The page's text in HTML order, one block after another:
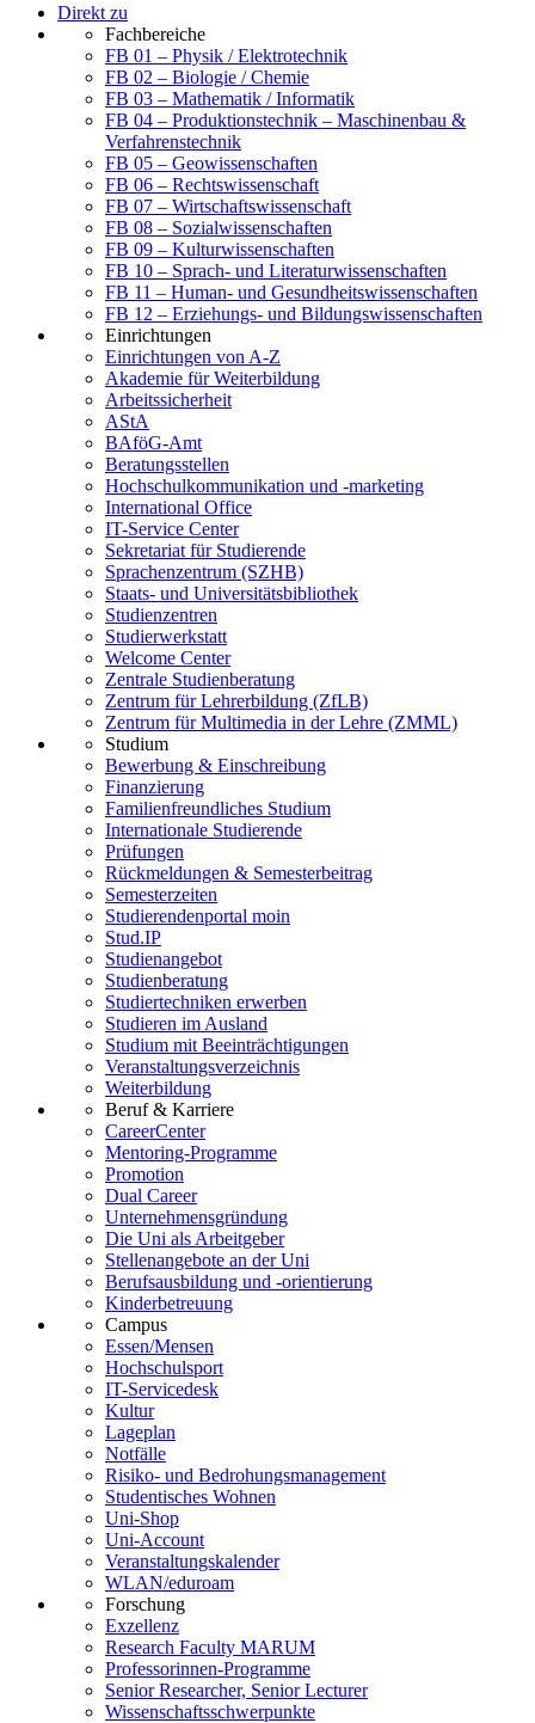
Direkt zu
Fachbereiche
FB 01 – Physik / Elektrotechnik
FB 02 – Biologie / Chemie
FB 03 – Mathematik / Informatik
FB 04 – Produktionstechnik – Maschinenbau &
Verfahrenstechnik
FB 05 – Geowissenschaften
FB 06 – Rechtswissenschaft
FB 07 – Wirtschaftswissenschaft
FB 08 – Sozialwissenschaften
FB 09 – Kulturwissenschaften
FB 10 – Sprach- und Literaturwissenschaften
FB 11 – Human- und Gesundheitswissenschaften
FB 12 – Erziehungs- und Bildungswissenschaften
Einrichtungen
Einrichtungen von A-Z
Akademie für Weiterbildung
Arbeitssicherheit
AStA
BAföG-Amt
Beratungsstellen
Hochschulkommunikation und -marketing
International Office
IT-Service Center
Sekretariat für Studierende
Sprachenzentrum (SZHB)
Staats- und Universitätsbibliothek
Studienzentren
Studierwerkstatt
Welcome Center
Zentrale Studienberatung
Zentrum für Lehrerbildung (ZfLB)
Zentrum für Multimedia in der Lehre (ZMML)
Studium
Bewerbung & Einschreibung
Finanzierung
Familienfreundliches Studium
Internationale Studierende
Prüfungen
Rückmeldungen & Semesterbeitrag
Semesterzeiten
Studierendenportal moin
Stud.IP
Studienangebot
Studienberatung
Studiertechniken erwerben
Studieren im Ausland
Studium mit Beeinträchtigungen
Veranstaltungsverzeichnis
Weiterbildung
Beruf & Karriere
CareerCenter
Mentoring-Programme
Promotion
Dual Career
Unternehmensgründung
Die Uni als Arbeitgeber
Stellenangebote an der Uni
Berufsausbildung und -orientierung
Kinderbetreuung
Campus
Essen/Mensen
Hochschulsport
IT-Servicedesk
Kultur
Lageplan
Notfälle
Risiko- und Bedrohungsmanagement
Studentisches Wohnen
Uni-Shop
Uni-Account
Veranstaltungskalender
WLAN/eduroam
Forschung
Exzellenz
Research Faculty MARUM
Professorinnen-Programme
Senior Researcher, Senior Lecturer
Wissenschaftsschwerpunkte